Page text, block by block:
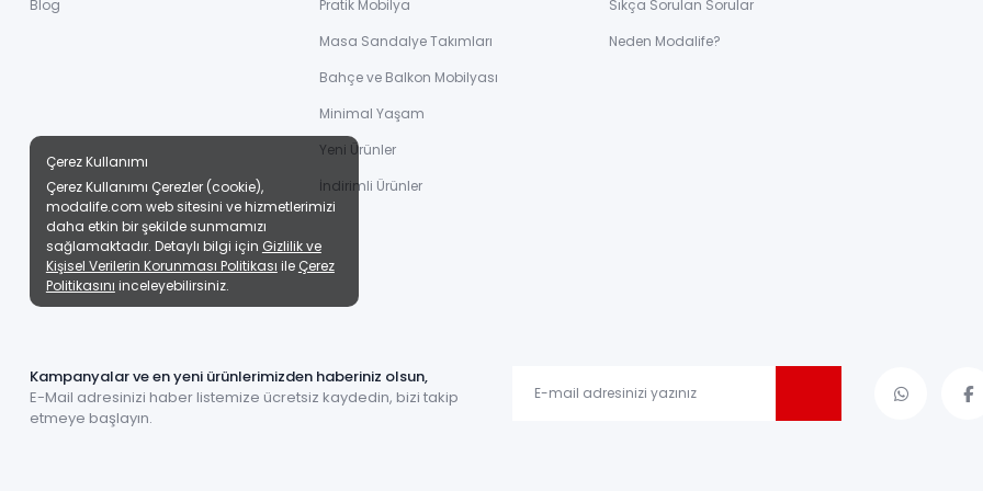
Blog
Pratik Mobilya
Masa Sandalye Takımları
Bahçe ve Balkon Mobilyası
Minimal Yaşam
Yeni Ürünler
İndirimli Ürünler
Sıkça Sorulan Sorular
Neden Modalife?
Kampanyalar ve en yeni ürünlerimizden haberiniz olsun,
E-Mail adresinizi haber listemize ücretsiz kaydedin, bizi takip
etmeye başlayın.
Çerez Kullanımı
Çerez Kullanımı Çerezler (cookie),
modalife.com web sitesini ve hizmetlerimizi
daha etkin bir şekilde sunmamızı
sağlamaktadır. Detaylı bilgi için Gizlilik ve
Kişisel Verilerin Korunması Politikası ile Çerez
Politikasını inceleyebilirsiniz.